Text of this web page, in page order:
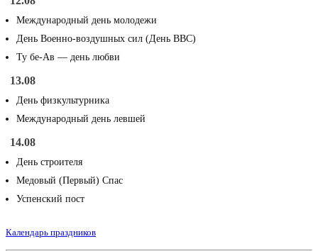
Международный день молодежи
День Военно-воздушных сил (День ВВС)
Ту бе-Ав — день любви
13.08
День физкультурника
Международный день левшей
14.08
День строителя
Медовый (Первый) Спас
Успенский пост
Календарь праздников